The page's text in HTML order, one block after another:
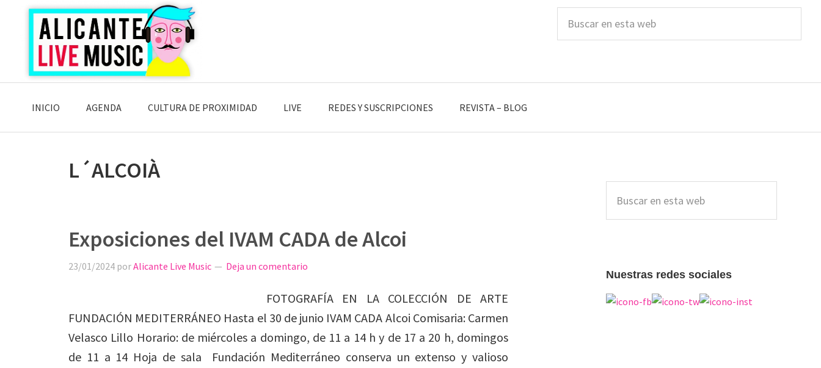
Saltar
navegación
principal
Saltar
contenido
principal
Saltar
lateral
principal
esta
INICIO AGENDA CULTURA DE PROXIMIDAD LIVE REDES Y SUSCRIPCIONES REVISTA – BLOG
L´ALCOIÀ
Exposiciones del IVAM CADA de Alcoi
23/01/2024 porAlicante Live Music Deja un comentario
FOTOGRAFÍA EN LA COLECCIÓN DE ARTE
FUNDACIÓN MEDITERRÁNEO Hasta el 30 de junio IVAM CADA Alcoi Comisaria: Carmen
Velasco Lillo Horario: de miércoles a domingo, de 11 a 14 h y de 17 a 20 h, domingos
de 11 a 14 Hoja de sala Fundación Mediterráneo conserva un extenso y valioso
lateral
principal
esta
Nuestras redes sociales